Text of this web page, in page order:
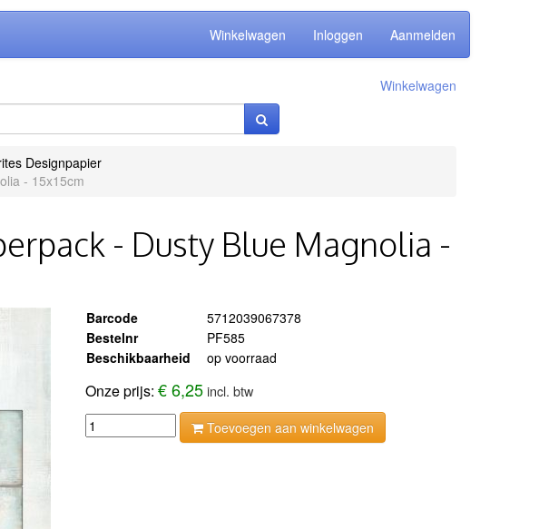
Winkelwagen Inloggen Aanmelden
Winkelwagen
Designpapier
- 15x15cm
- Dusty Blue Magnolia -
Barcode
5712039067378
Bestelnr
PF585
Beschikbaarheid
op voorraad
Onze prijs:€ 6,25 incl. btw
Toevoegen aan winkelwagen